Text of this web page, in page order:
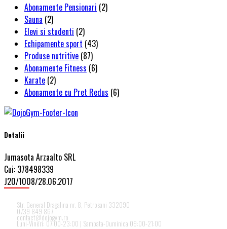
Abonamente Pensionari (2)
Sauna (2)
Elevi si studenti (2)
Echipamente sport (43)
Produse nutritive (87)
Abonamente Fitness (6)
Karate (2)
Abonamente cu Pret Redus (6)
Detalii
Jumasota Arzaalto SRL
Cui: 378498339
J20/1008/28.06.2017
Str. General Dragalina nr. 8, Petrosani 332090
0739 849 867
contact@dojogym.ro
Luni-Vineri: 07:00-23:00 | Sambata-Duminica 09:00-21:00